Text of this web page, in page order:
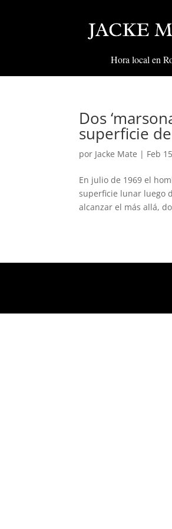
Hora local en
Dos
superficie
por Jacke Mate | Feb
En julio de 1969 el
superficie lunar luego
alcanzar el más allá,